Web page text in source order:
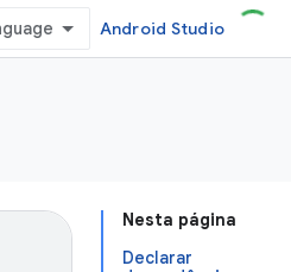
Android Studio
Nesta página
Declarar